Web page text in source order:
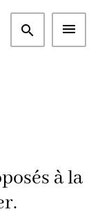
à la